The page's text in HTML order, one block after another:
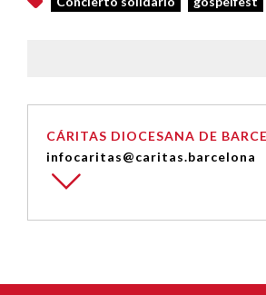
CÁRITAS DIOCESANA DE
infocaritas@caritas.barcelona